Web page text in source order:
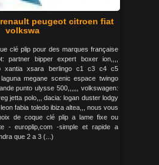
peugeot citroen fiat
volkswa
clé plip pour des marques française
partner bipper expert boxer ion,,,,
xantia xsara berlingo c1 c3 c4 c5
megane scenic espace twingo
punto ulysse 500,,,,,, volkswagen:
jetta polo,,, dacia: logan duster lodgy
fabia toledo ibiza altea,,, nous vous
de coque clé plip a lame fixe ou
- europlip,com -simple et rapide a
que 2 a 3 (...)